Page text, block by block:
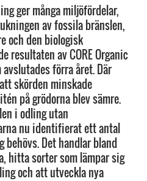
ger många miljöfördelar,
av fossila bränslen,
och den biologisk
resultaten av CORE Organic
förra året. Där
skörden minskade
på grödorna blev sämre.
i odling utan
nu identifierat ett antal
behövs. Det handlar bland
hitta sorter som lämpar sig
och att utveckla nya